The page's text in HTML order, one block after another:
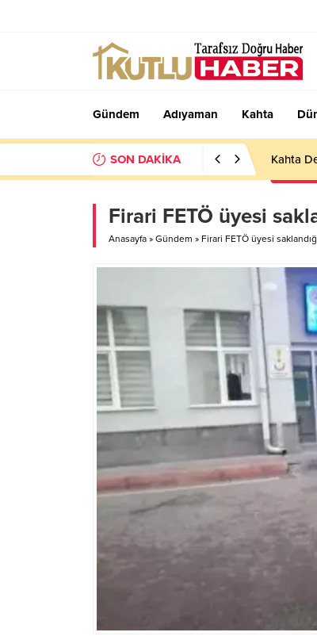
Gündem Adıyaman Kahta
SON DAKİKA Kahta
Firari FETÖ üyesi
Anasayfa » Gündem » Firari FETÖ üyesi